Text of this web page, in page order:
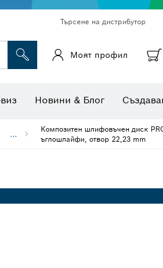
Търсене на дистрибутор
Моят профил
Новини & Блог
...
Композитен шлифовъчен диск
ъглошлайфи, отвор 22,23 mm